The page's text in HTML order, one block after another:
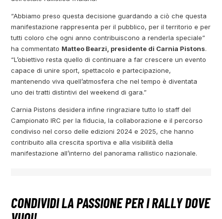
“Abbiamo preso questa decisione guardando a ciò che questa
manifestazione rappresenta per il pubblico, per il territorio e per
tutti coloro che ogni anno contribuiscono a renderla speciale”
ha commentato Matteo Bearzi, presidente di Carnia Pistons.
“L’obiettivo resta quello di continuare a far crescere un evento
capace di unire sport, spettacolo e partecipazione,
mantenendo viva quell’atmosfera che nel tempo è diventata
uno dei tratti distintivi del weekend di gara.”
Carnia Pistons desidera infine ringraziare tutto lo staff del
Campionato IRC per la fiducia, la collaborazione e il percorso
condiviso nel corso delle edizioni 2024 e 2025, che hanno
contribuito alla crescita sportiva e alla visibilità della
manifestazione all’interno del panorama rallistico nazionale.